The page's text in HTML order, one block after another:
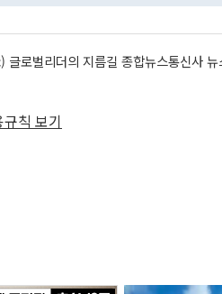
글로벌리더의 지름길 종합뉴스통신사
칙 보기